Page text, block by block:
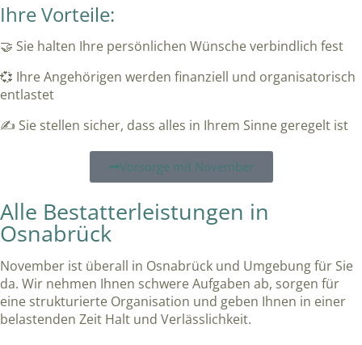
Ihre Vorteile:
🤝 Sie halten Ihre persönlichen Wünsche verbindlich fest
💞 Ihre Angehörigen werden finanziell und organisatorisch
entlastet
✍️ Sie stellen sicher, dass alles in Ihrem Sinne geregelt ist
Vorsorge mit November
Alle Bestatterleistungen in
Osnabrück
November ist überall in Osnabrück und Umgebung für Sie
da. Wir nehmen Ihnen schwere Aufgaben ab, sorgen für
eine strukturierte Organisation und geben Ihnen in einer
belastenden Zeit Halt und Verlässlichkeit.